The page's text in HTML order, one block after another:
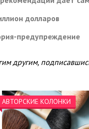
долларов
предупреждение
другим,
АВТОРСКИЕ КОЛОНКИ